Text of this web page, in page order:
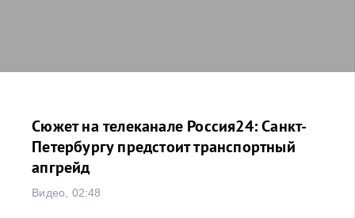
Сюжет на телеканале Россия24: Санкт-
Петербургу предстоит транспортный
апгрейд
Видео, 02:48